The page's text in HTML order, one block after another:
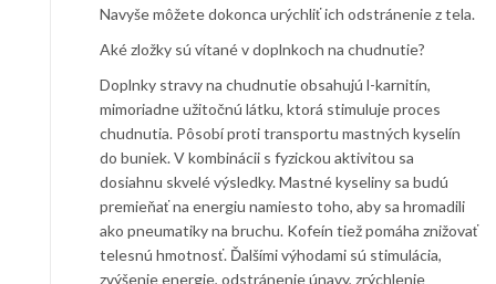
Navyše môžete dokonca urýchliť ich odstránenie z tela.
Aké zložky sú vítané v doplnkoch na chudnutie?
Doplnky stravy na chudnutie obsahujú l-karnitín,
mimoriadne užitočnú látku, ktorá stimuluje proces
chudnutia. Pôsobí proti transportu mastných kyselín
do buniek. V kombinácii s fyzickou aktivitou sa
dosiahnu skvelé výsledky. Mastné kyseliny sa budú
premieňať na energiu namiesto toho, aby sa hromadili
ako pneumatiky na bruchu. Kofeín tiež pomáha znižovať
telesnú hmotnosť. Ďalšími výhodami sú stimulácia,
zvýšenie energie, odstránenie únavy, zrýchlenie